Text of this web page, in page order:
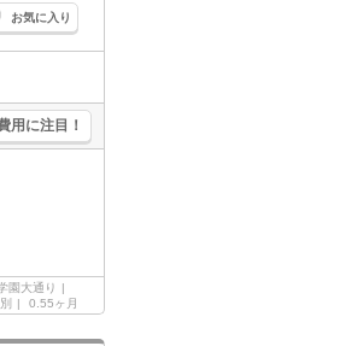
お気に入り
用に注目！
園大通り
0.55ヶ月